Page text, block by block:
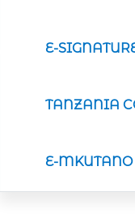
E-
TANZANIA
E-MKUTANO